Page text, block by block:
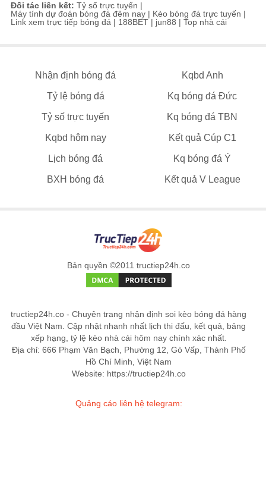
Đối tác liên kết: Tỷ số trực tuyến |
Máy tính dự đoán bóng đá đêm nay | Kèo bóng đá trực tuyến |
Link xem trực tiếp bóng đá | 188BET | jun88 | Top nhà cái
Nhận định bóng đá Kqbd Anh
Tỷ lệ bóng đá Kq bóng đá Đức
Tỷ số trực tuyến Kq bóng đá TBN
Kqbd hôm nay Kết quả Cúp C1
Lịch bóng đá Kq bóng đá Ý
BXH bóng đá Kết quả V League
Bản quyền ©2011 tructiep24h.co
tructiep24h.co - Chuyên trang nhận định soi kèo bóng đá hàng
đầu Việt Nam. Cập nhật nhanh nhất lịch thi đấu, kết quả, bảng
xếp hạng, tỷ lệ kèo nhà cái hôm nay chính xác nhất.
Địa chỉ: 666 Phạm Văn Bạch, Phường 12, Gò Vấp, Thành Phố
Hồ Chí Minh, Việt Nam
Website: https://tructiep24h.co
Quảng cáo liên hệ telegram: